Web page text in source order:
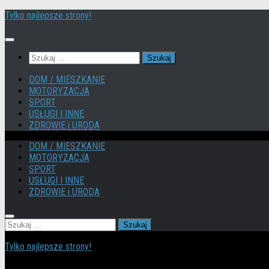
Przejdź
treści
Tylko najlepsze strony!
Szukaj:
DOM / MIESZKANIE
MOTORYZACJA
SPORT
USŁUGI I INNE
ZDROWIE i URODA
DOM / MIESZKANIE
MOTORYZACJA
SPORT
USŁUGI I INNE
ZDROWIE i URODA
Szukaj:
Tylko najlepsze strony!